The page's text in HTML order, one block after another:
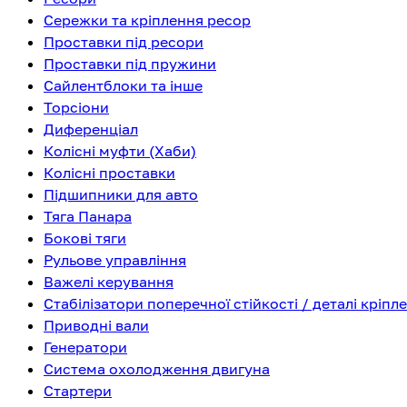
Сережки та кріплення ресор
Проставки під ресори
Проставки під пружини
Сайлентблоки та інше
Торсіони
Диференціал
Колісні муфти (Хаби)
Колісні проставки
Підшипники для авто
Тяга Панара
Бокові тяги
Рульове управління
Важелі керування
Стабілізатори поперечної стійкості / деталі
Приводні вали
Генератори
Система охолодження двигуна
Стартери